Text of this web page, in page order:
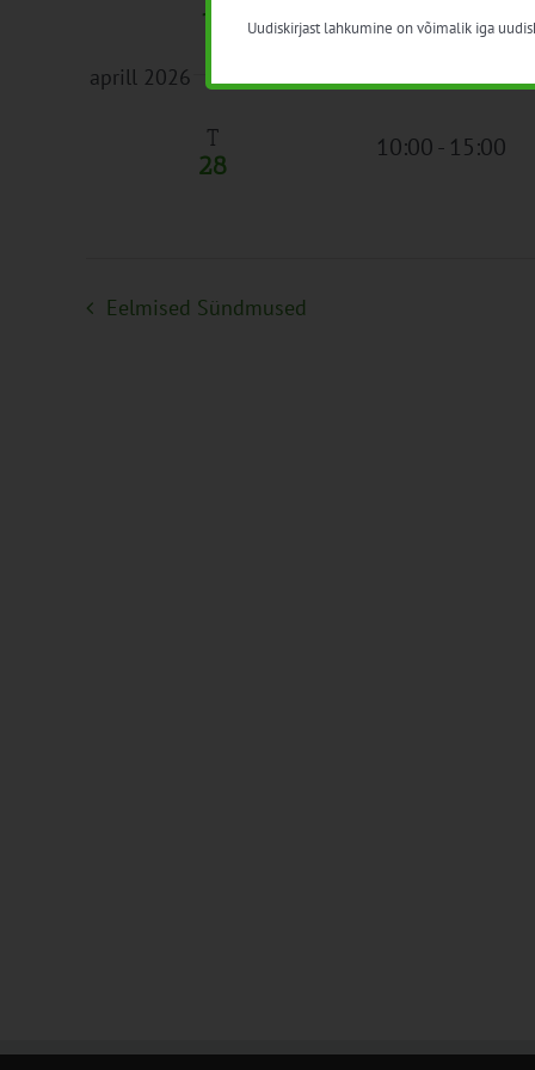
13
aprill 2026
T
28
10:00- 15:00
Eelmised Sündmused
Uudiskirjast lahkumine on võimalik iga